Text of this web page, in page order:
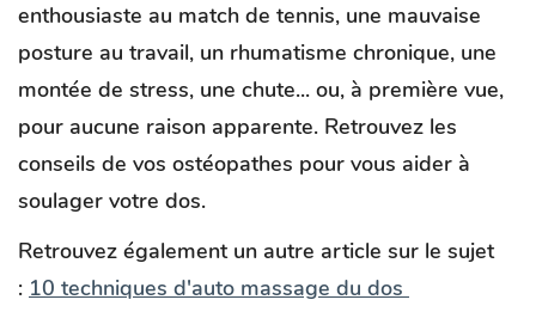
enthousiaste au match de tennis, une mauvaise
posture au travail, un rhumatisme chronique, une
montée de stress, une chute... ou, à première vue,
pour aucune raison apparente. Retrouvez les
conseils de vos ostéopathes pour vous aider à
soulager votre dos.
Retrouvez également un autre article sur le sujet
: 10 techniques d'auto massage du dos